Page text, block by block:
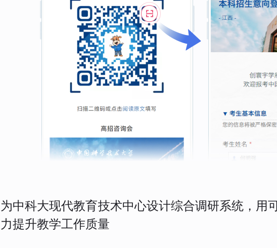
为中科大现代教育技术中心设计综合调研系统，用
力提升教学工作质量